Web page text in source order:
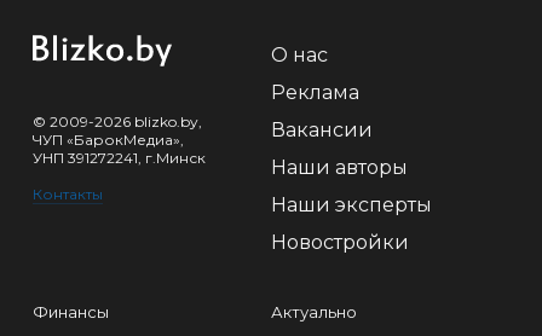
© 2009-2026 blizko.by,
ЧУП «БарокМедиа»,
УНП 391272241, г.Минск
Контакты
О нас
Реклама
Вакансии
Наши авторы
Наши эксперты
Новостройки
Финансы
Актуально